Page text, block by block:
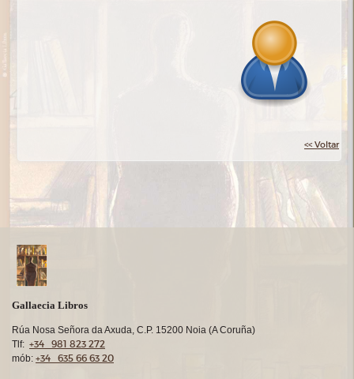
<< Voltar
Gallaecia Libros
Rúa Nosa Señora da Axuda, C.P. 15200 Noia (A Coruña)
Tlf: +34 981 823 272
mób: +34 635 66 63 20